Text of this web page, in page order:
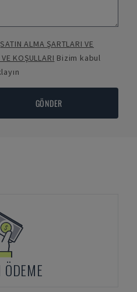
SATIN ALMA ŞARTLARI VE
KOŞULLARI Bizim kabul
GÖNDER